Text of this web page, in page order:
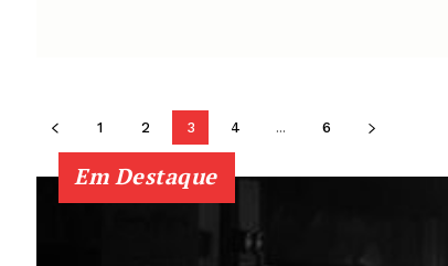
1 2 3 4 ... 6
Em Destaque